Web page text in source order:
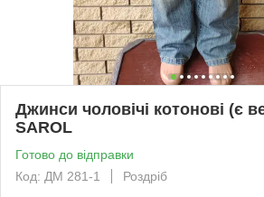
Джинси чоловічі котонові (є
SAROL
Готово до відправки
Код: ДМ 281-1
Роздріб